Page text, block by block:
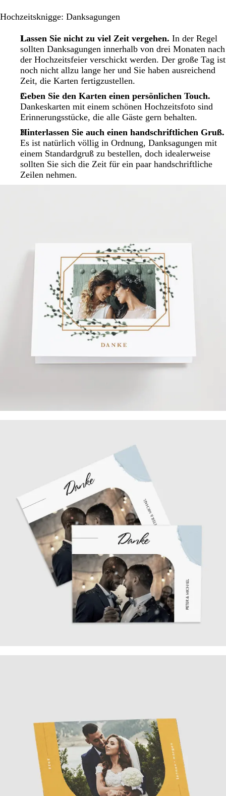
Hochzeitsknigge: Danksagungen
Lassen Sie nicht zu viel Zeit vergehen. In der Regel
sollten Danksagungen innerhalb von drei Monaten nach
der Hochzeitsfeier verschickt werden. Der große Tag ist
noch nicht allzu lange her und Sie haben ausreichend
Zeit, die Karten fertigzustellen.
Geben Sie den Karten einen persönlichen Touch.
Dankeskarten mit einem schönen Hochzeitsfoto sind
Erinnerungsstücke, die alle Gäste gern behalten.
Hinterlassen Sie auch einen handschriftlichen Gruß.
Es ist natürlich völlig in Ordnung, Danksagungen mit
einem Standardgruß zu bestellen, doch idealerweise
sollten Sie sich die Zeit für ein paar handschriftliche
Zeilen nehmen.